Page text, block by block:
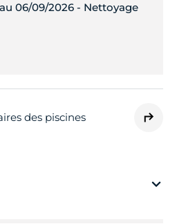
06/09/2026 - Nettoyage
des piscines